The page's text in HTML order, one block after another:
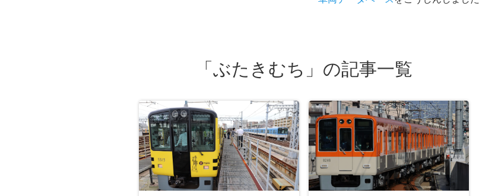
「ぶたきむち」の記事一覧